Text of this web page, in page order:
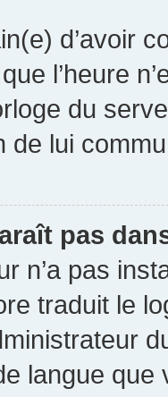
d’avoir
que l’heure
du
de lui
pas
n’a pas
traduit le
langue